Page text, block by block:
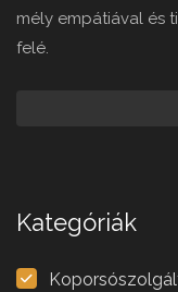
mély empátiával és
felé.
Kategóriák